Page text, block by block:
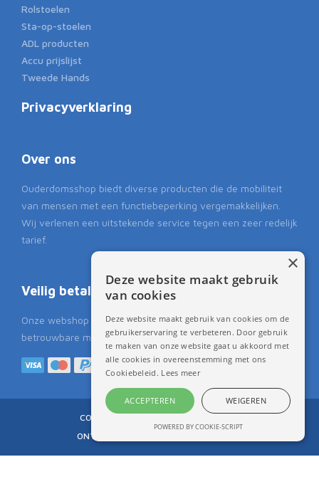
Rolstoelen
Sta-op-stoelen
ADL producten
Accu prijslijst
Tweede Hands
Privacyverklaring
Over ons
Ouderdomsshop biedt diverse producten die de mobiliteit
van mensen met een functiebeperking vergemakkelijken.
Wij verlenen een uitstekende service tegen een zeer redelijk
tarief.
Veilig betalen
Onze webshop biedt u de mogelijkheid om op een veilige en
betrouwbare manier te kunnen betalen.
COPYRIGHT 2015
ONTWIKKELD DOOR BEST4U GROUP B.V.
Deze website maakt gebruik
van cookies
Deze website maakt gebruik van cookies om de
gebruikerservaring te verbeteren. Door gebruik
te maken van onze website gaat u akkoord met
alle cookies in overeenstemming met ons
Cookiebeleid. Lees meer
ACCEPTEREN WEIGEREN
POWERED BY COOKIE-SCRIPT
×